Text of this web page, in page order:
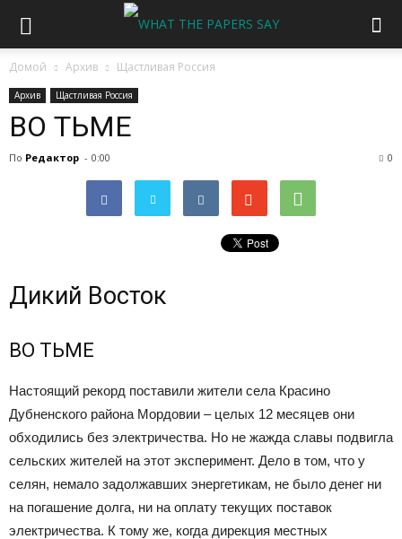
Домой Архив Щастливая Россия
Архив Щастливая Россия
ВО ТЬМЕ
По Редактор - 0:00 0
Дикий Восток
ВО ТЬМЕ
Настоящий рекорд поставили жители села Красино
Дубненского района Мордовии – целых 12 месяцев они
обходились без электричества. Но не жажда славы подвигла
сельских жителей на этот эксперимент. Дело в том, что у
селян, немало задолжавших энергетикам, не было денег ни
на погашение долга, ни на оплату текущих поставок
электричества. К тому же, когда дирекция местных